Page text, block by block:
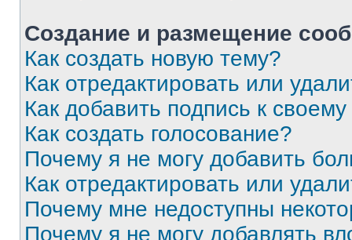
Создание и размещение
Как создать новую тему?
Как отредактировать или
Как добавить подпись к
Как создать голосование?
Почему я не могу добавить
Как отредактировать или
Почему мне недоступны
Почему я не могу добавлять